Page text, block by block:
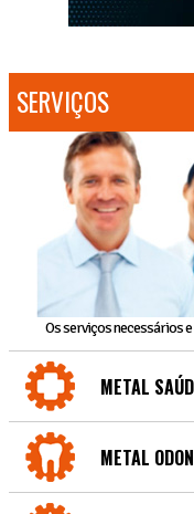
SERVIÇOS
Os serviços necessários
METAL
METAL